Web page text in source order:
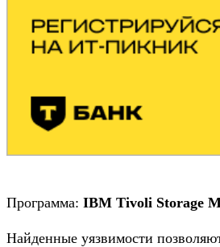
Программа: IBM Tivoli Storage
Найденные уязвимости